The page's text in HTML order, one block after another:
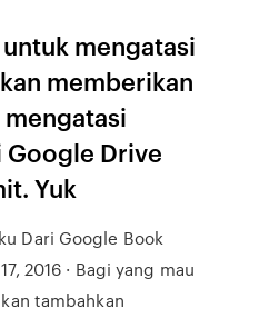
untuk mengatasi
memberikan
Drive
Yuk
Dari Google Book
2016 · Bagi yang mau
tambahkan